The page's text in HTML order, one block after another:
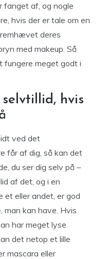
fanget af, og nogle
hvis der er tale om en
deres
med makeup. Så
fungere meget godt i
hvis
ved det
får af dig, så kan det
du ser dig selv på –
af det, og i en
et eller andet, er god
kan have. Hvis
har meget lyse
det netop et lille
mascara eller